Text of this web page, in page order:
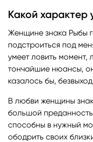
Какой
Женщине знака Рыбы
подстроиться под
умеет ловить момент,
тончайшие нюансы,
казалось бы,
В любви женщины
большой
способны в нужный
ободрить своих